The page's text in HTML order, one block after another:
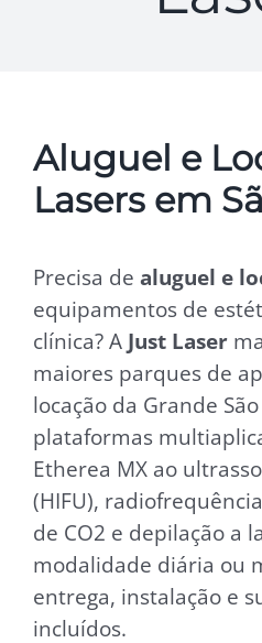
Aluguel e
Lasers em
Precisa de aluguel e
equipamentos de
clínica? A Just Laser
maiores parques de
locação da Grande
plataformas
Etherea MX ao
(HIFU),
de CO2 e depilação a
modalidade diária ou
entrega, instalação e
incluídos.